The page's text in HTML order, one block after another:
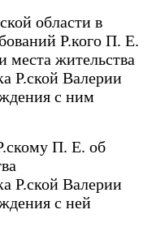
области в
Р.кого П. Е.
места жительства
Р.ской Валерии
с ним
П. Е. об
Р.ской Валерии
с ней